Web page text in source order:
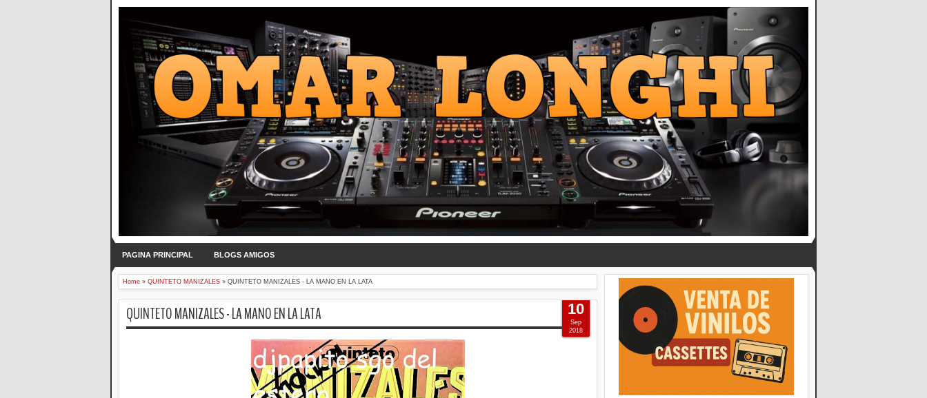
PAGINA PRINCIPAL BLOGS AMIGOS
Home » QUINTETO MANIZALES » QUINTETO MANIZALES - LA MANO EN LA LATA
QUINTETO MANIZALES - LA MANO EN LA LATA 10
Sep
2018